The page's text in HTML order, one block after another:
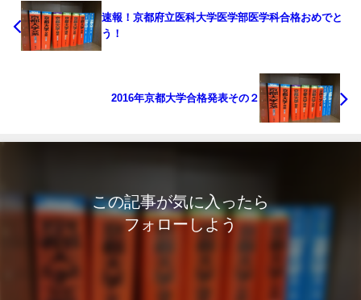
速報！京都府立医科大学医学部医学科合格おめでと
う！
2016年京都大学合格発表その２
この記事が気に入ったら
フォローしよう